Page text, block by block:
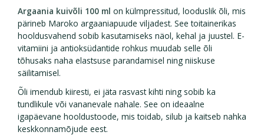
Argaania kuivõli 100 ml on külmpressitud, looduslik õli, mis
pärineb Maroko argaaniapuude viljadest. See toitainerikas
hooldusvahend sobib kasutamiseks näol, kehal ja juustel. E-
vitamiini ja antioksüdantide rohkus muudab selle õli
tõhusaks naha elastsuse parandamisel ning niiskuse
säilitamisel.
Õli imendub kiiresti, ei jäta rasvast kihti ning sobib ka
tundlikule või vananevale nahale. See on ideaalne
igapäevane hooldustoode, mis toidab, silub ja kaitseb nahka
keskkonnamõjude eest.